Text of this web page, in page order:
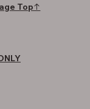
Top↑